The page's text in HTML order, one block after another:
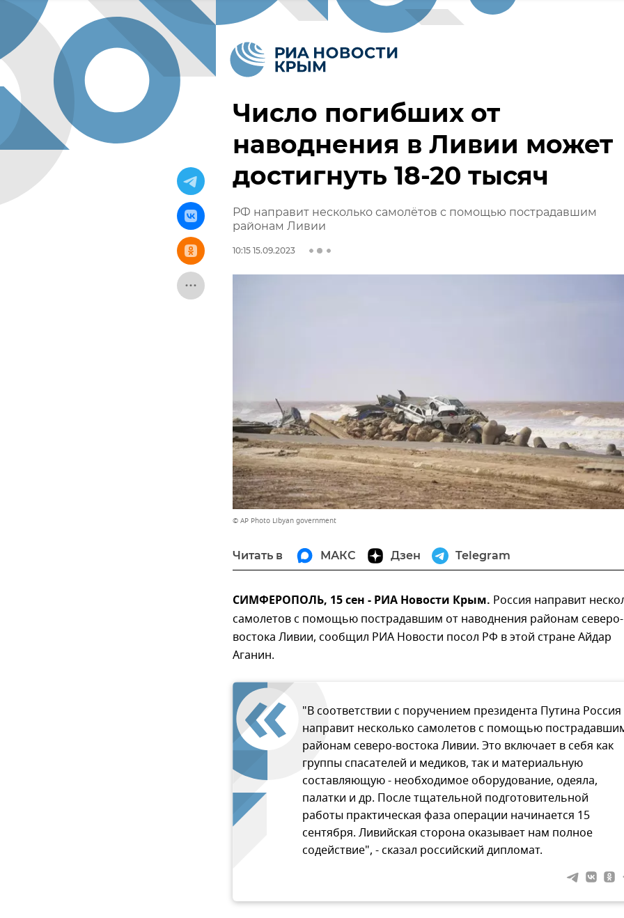
Число погибших от
наводнения в Ливии может
достигнуть 18-20 тысяч
РФ направит несколько самолётов с помощью пострадавшим
районам Ливии
10:15 15.09.2023
© AP Photo Libyan government
Читать в МАКС Дзен Telegram
СИМФЕРОПОЛЬ, 15 сен - РИА Новости Крым. Россия направит
самолетов с помощью пострадавшим от наводнения районам северо-
востока Ливии, сообщил РИА Новости посол РФ в этой стране Айдар
Аганин.
"В соответствии с поручением президента Путина Россия
направит несколько самолетов с помощью
районам северо-востока Ливии. Это включает в себя как
группы спасателей и медиков, так и материальную
составляющую - необходимое оборудование, одеяла,
палатки и др. После тщательной подготовительной
работы практическая фаза операции начинается 15
сентября. Ливийская сторона оказывает нам полное
содействие", - сказал российский дипломат.